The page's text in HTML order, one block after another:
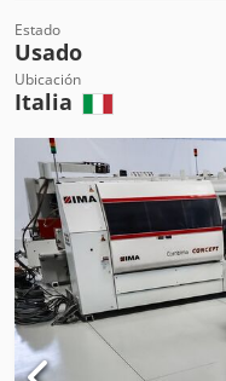
Estado
Usado
Ubicación
Italia